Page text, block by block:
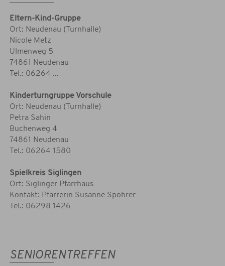
Eltern-Kind-Gruppe
Ort: Neudenau (Turnhalle)
Nicole Metz
Ulmenweg 5
74861 Neudenau
Tel.: 06264 ...
Kinderturngruppe Vorschule
Ort: Neudenau (Turnhalle)
Petra Sahin
Buchenweg 4
74861 Neudenau
Tel.: 06264 1580
Spielkreis Siglingen
Ort: Siglinger Pfarrhaus
Kontakt: Pfarrerin Susanne Spöhrer
Tel.: 06298 1426
SENIORENTREFFEN